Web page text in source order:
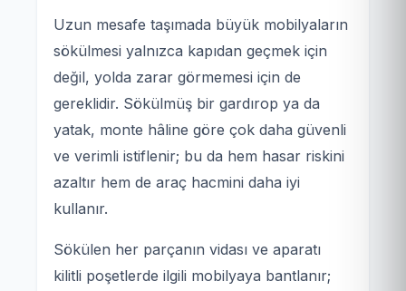
Uzun mesafe taşımada büyük mobilyaların
sökülmesi yalnızca kapıdan geçmek için
değil, yolda zarar görmemesi için de
gereklidir. Sökülmüş bir gardırop ya da
yatak, monte hâline göre çok daha güvenli
ve verimli istiflenir; bu da hem hasar riskini
azaltır hem de araç hacmini daha iyi
kullanır.
Sökülen her parçanın vidası ve aparatı
kilitli poşetlerde ilgili mobilyaya bantlanır;